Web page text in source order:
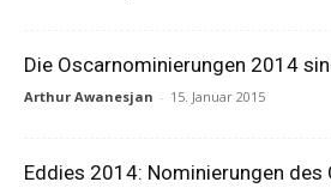
Die Oscarnominierungen 2014
Arthur Awanesjan - 15. Januar 2015
Eddies 2014: Nominierungen des